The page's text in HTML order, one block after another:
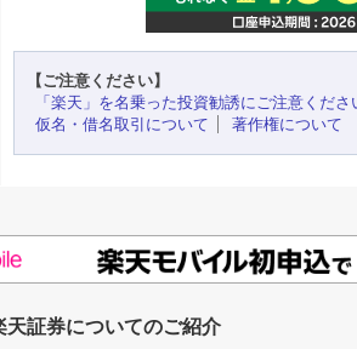
【ご注意ください】
「楽天」を名乗った投資勧誘にご注意くださ
仮名・借名取引について
著作権について
天証券についてのご紹介